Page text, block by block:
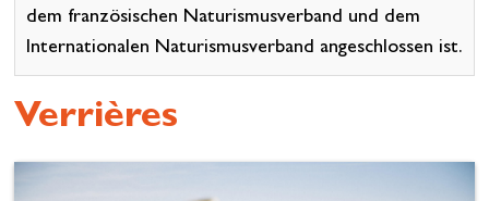
dem französischen Naturismusverband und dem
Internationalen Naturismusverband angeschlossen ist.
Verrières